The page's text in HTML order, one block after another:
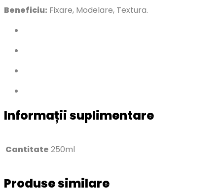
Beneficiu: Fixare, Modelare, Textura.
Informații suplimentare
Cantitate 250ml
Produse similare